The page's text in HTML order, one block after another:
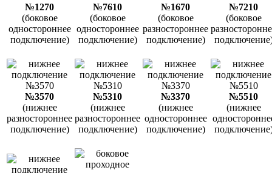
№1270
(боковое
одностороннее
подключение)
№7610
(боковое
одностороннее
подключение)
№1670
(боковое
разностороннее
подключение)
№7210
(боковое
№3570
(нижнее
разностороннее
подключение)
№5310
(нижнее
разностороннее
подключение)
№3370
(нижнее
одностороннее
подключение)
№5510
(нижнее